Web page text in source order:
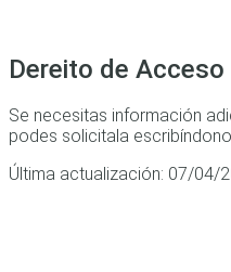
Dereito de
Se necesitas información
podes solicitala
Última actualización: 07/04/